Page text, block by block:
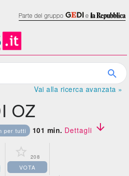
Vai alla ricerca avanzata »
OZ
per tutti 101 min. Dettagli 
 208
VOTA